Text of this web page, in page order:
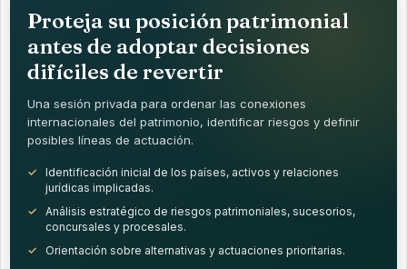
Proteja su posición patrimonial
antes de adoptar decisiones
difíciles de revertir
Una sesión privada para ordenar las conexiones
internacionales del patrimonio, identificar riesgos y definir
posibles líneas de actuación.
Identificación inicial de los países, activos y relaciones
jurídicas implicadas.
Análisis estratégico de riesgos patrimoniales, sucesorios,
concursales y procesales.
Orientación sobre alternativas y actuaciones prioritarias.